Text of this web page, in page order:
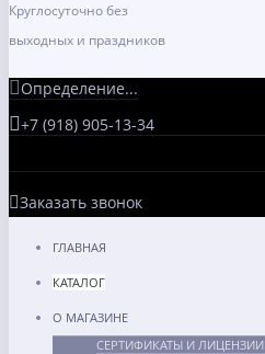
Круглосуточно без
выходных и праздников
Определение...
+7 (918) 905-13-34
Заказать звонок
ГЛАВНАЯ
КАТАЛОГ
О МАГАЗИНЕ
СЕРТИФИКАТЫ И ЛИЦЕНЗИИ